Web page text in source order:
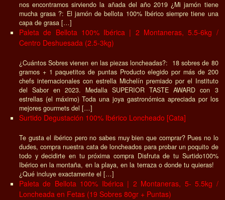
nos encontramos sirviendo la añada del año 2019 ¿Mi jamón tiene
mucha grasa ?: El jamón de bellota 100% Ibérico siempre tiene una
capa de grasa […]
Paleta de Bellota 100% Ibérica | 2 Montaneras, 5.5-6kg /
Centro Deshuesada (2.5-3kg)
¿Cuántos Sobres vienen en las piezas loncheadas?: 18 sobres de 80
gramos + 1 paquetitos de puntas Producto elegido por más de 200
chefs internacionales con estrella Michelín premiado por el Instituto
del Sabor en 2023. Medalla SUPERIOR TASTE AWARD con 3
estrellas (el máximo) Toda una joya gastronómica apreciada por los
mejores gourmets del […]
Surtido Degustación 100% Ibérico Loncheado [Cata]
Te gusta el ibérico pero no sabes muy bien que comprar? Pues no lo
dudes, compra nuestra cata de loncheados para probar un poquito de
todo y decidirte en tu próxima compra Disfruta de tu Surtido100%
Ibérico en la montaña, en la playa, en la terraza o donde tu quieras!
¿Qué incluye exactamente el […]
Paleta de Bellota 100% Ibérica | 2 Montaneras, 5- 5.5kg /
Loncheada en Fetas (19 Sobres 80gr + Puntas)